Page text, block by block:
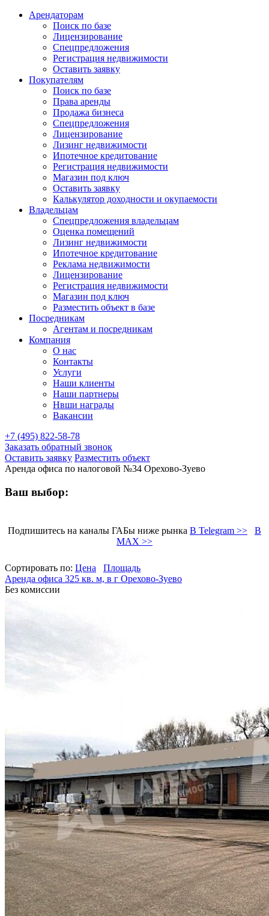
Арендаторам
Поиск по базе
Лицензирование
Спецпредложения
Регистрация недвижимости
Оставить заявку
Покупателям
Поиск по базе
Права аренды
Продажа бизнеса
Спецпредложения
Лицензирование
Лизинг недвижимости
Ипотечное кредитование
Регистрация недвижимости
Магазин под ключ
Оставить заявку
Калькулятор доходности и окупаемости
Владельцам
Спецпредложения владельцам
Оценка помещений
Лизинг недвижимости
Ипотечное кредитование
Реклама недвижимости
Лицензирование
Регистрация недвижимости
Магазин под ключ
Разместить объект в базе
Посредникам
Агентам и посредникам
Компания
О нас
Контакты
Услуги
Наши клиенты
Наши партнеры
Нвши награды
Вакансии
+7 (495) 822-58-78
Заказать обратный звонок
Оставить заявку Разместить объект
Аренда офиса по налоговой №34 Орехово-Зуево
Ваш выбор:
Подпишитесь на каналы ГАБы ниже рынка В Telegram >>
В
MAX >>
Сортировать по: Цена
Площадь
Аренда офиса 325 кв. м, в г Орехово-Зуево
Без комиссии